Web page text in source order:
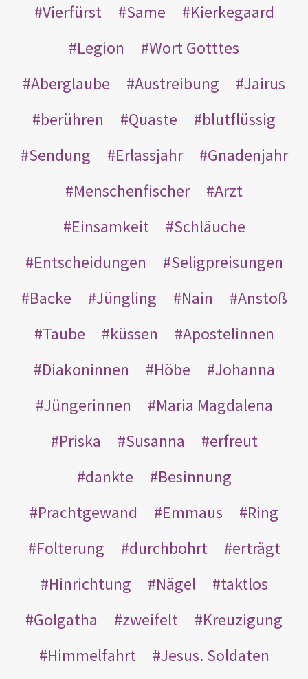
Vierfürst
Same
Kierkegaard
Legion
Wort Gotttes
Aberglaube
Austreibung
Jairus
berühren
Quaste
blutflüssig
Sendung
Erlassjahr
Gnadenjahr
Menschenfischer
Arzt
Einsamkeit
Schläuche
Entscheidungen
Seligpreisungen
Backe
Jüngling Nain
Anstoß
Taube
küssen
Apostelinnen
Diakoninnen
Höbe
Johanna
Jüngerinnen
Maria Magdalena
Priska
Susanna
erfreut
dankte
Besinnung
Prachtgewand
Emmaus
Ring
Folterung
durchbohrt
erträgt
Hinrichtung
Nägel
taktlos
Golgatha
zweifelt
Kreuzigung
Himmelfahrt
Jesus. Soldaten